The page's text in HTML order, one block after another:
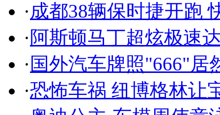
·成都38辆保时捷开跑
·阿斯顿马丁超炫极速
· 国外汽车牌照"666"居
·恐怖车祸 纽博格林让